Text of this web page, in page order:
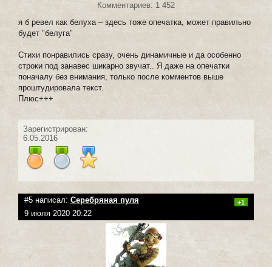
Комментариев: 1 452
я б ревел как белуха – здесь тоже опечатка, может правильно
будет "белуга"
Стихи понравились сразу, очень динамичные и да особенно
строки под занавес шикарно звучат.. Я даже на опечатки
поначалу без внимания, только после комментов выше
проштудировала текст.
Плюс+++
Зарегистрирован:
6.05.2016
#5 написал: Серебряная пуля +1
9 июля 2020 20:22